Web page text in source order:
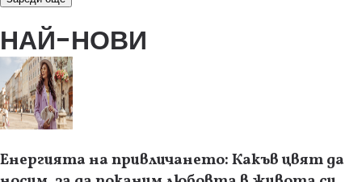
НАЙ-НОВИ
Енергията на привличането: Какъв цвят да